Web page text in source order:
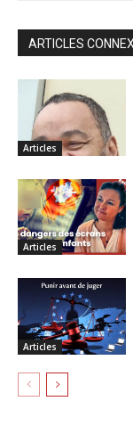
ARTICLES
Articles
Articles
Articles